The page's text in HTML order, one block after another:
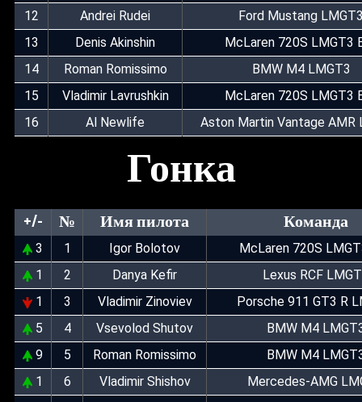
12
Andrei Rudei
Ford Mustang
13
Denis Akinshin
McLaren 720S LMGT3
14
Roman Romissimo
BMW M4 LMGT3
15
Vladimir Lavrushkin
McLaren 720S LMGT3
16
Al Newlife Aston Martin Vantage AMR
Гонка
+/- № Имя пилота Команда
3 1 Igor Bolotov
McLaren 720S
1
2 Danya Kefir
Lexus RCF
1
3 Vladimir Zinoviev
Porsche 911 GT3 R
5
4 Vsevolod Shutov
BMW M4
9
5 Roman Romissimo
BMW M4
1
6 Vladimir Shishov
Mercedes-AMG